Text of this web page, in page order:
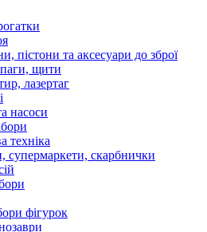
пістони та аксесуари до зброї
щити
лазертаг
насоси
техніка
супермаркети, скарбнички
фігурок